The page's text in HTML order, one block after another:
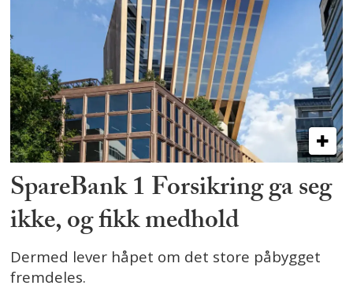
SpareBank 1 Forsikring ga seg
ikke, og fikk medhold
Dermed lever håpet om det store påbygget
fremdeles.